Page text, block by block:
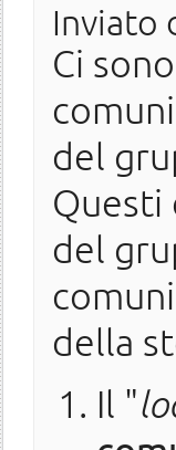
Inviato
Ci
del
Questi
del
della
Il "